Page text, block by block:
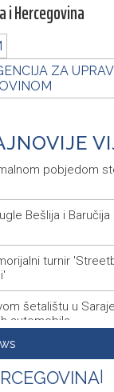
i Hercegovina
ZA
pobjedom
Bešlija i
turnir
šetalištu u
automobila
of events for
bakri okupio